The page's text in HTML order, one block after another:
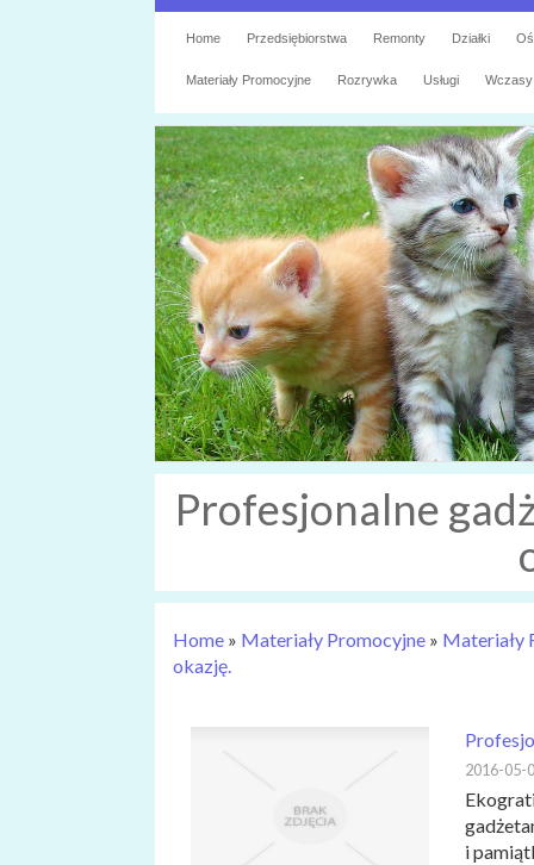
Home Przedsiębiorstwa Remonty Działki
Materiały Promocyjne Rozrywka Usługi Wczasy
Profesjonalne
Home » Materiały Promocyjne » Materiały
okazję.
2016-05-
i